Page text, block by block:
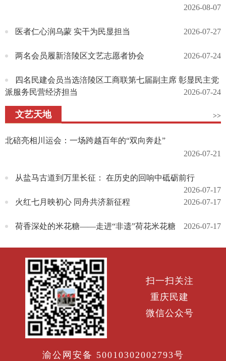
2026-08-07
医者仁心润乌蒙 实干为民显担当 2026-07-27
两名会员履新涪陵区文艺志愿者协会 2026-07-24
四名民建会员当选涪陵区工商联第七届副主席 彰显民主党
派服务民营经济担当
2026-07-24
文艺天地 >>
北碚亮相川运会：一场跨越百年的“双向奔赴”
2026-07-21
从盐马古道到万里长征： 在历史的回响中砥砺前行
2026-07-17
火红七月映初心 同舟共济新征程
2026-07-17
荷香深处的米花糖——走进“非遗”荷花米花糖 2026-07-17
扫一扫关注
重庆民建
微信公众号
渝公网安备 50010302002793号